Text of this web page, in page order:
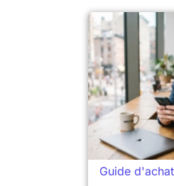
Guide d'achat